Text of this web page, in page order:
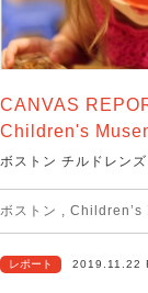
CANVAS
Children's
ボストン チルドレン
ボストン , Children’s
レポート 2019.11.22